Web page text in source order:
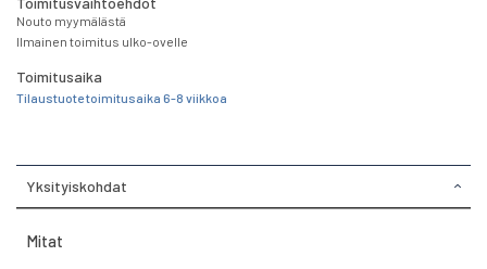
Nouto myymälästä
Ilmainen toimitus ulko-ovelle
Toimitusaika
Tilaustuote toimitusaika 6-8 viikkoa
Yksityiskohdat
Mitat